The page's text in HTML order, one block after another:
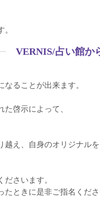
VERNIS/占い館か
ることが出来ます。
啓示によって、
越え、自身のオリジナルを
さいます。
ときに是非ご指名くださ